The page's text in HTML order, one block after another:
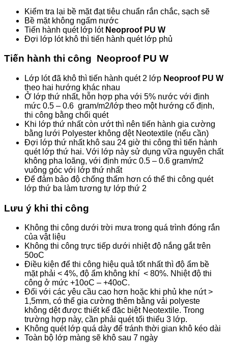
Kiểm tra lại bề mặt đạt tiêu chuẩn rắn chắc, sạch sẽ
Bề mặt không ngấm nước
Tiến hành quét lớp lót Neoproof PU W
Đợi lớp lót khô thì tiến hành quét lớp phủ
Tiến hành thi công Neoproof PU W
Lớp lót đã khô thì tiến hành quét 2 lớp Neoproof PU W
theo hai hướng khác nhau
Ở lớp thứ nhất, hỗn hợp pha với 5% nước với định
mức 0.5 – 0.6 gram/m2/lớp theo một hướng cố định,
thi công bằng chổi quét
Khi lớp thứ nhất còn ướt thì nên tiến hành gia cường
bằng lưới Polyester không dệt Neotextile (nếu cần)
Đợi lớp thứ nhất khô sau 24 giờ thi công thì tiến hành
quét lớp thứ hai. Với lớp này sử dụng vữa nguyên chất
không pha loãng, với định mức 0.5 – 0.6 gram/m2
vuông góc với lớp thứ nhất
Để đảm bảo độ chống thấm hơn có thể thi công quét
lớp thứ ba làm tương tự lớp thứ 2
Lưu ý khi thi công
Không thi công dưới trời mưa trong quá trình đóng rắn
của vật liệu
Không thi công trực tiếp dưới nhiệt độ nắng gắt trên
50oC
Điều kiện để thi công hiệu quả tốt nhất thì độ ẩm bề
mặt phải < 4%, độ ẩm không khí < 80%. Nhiệt độ thi
công ở mức +10oC – +40oC.
Đối với các yêu cầu cao hơn hoặc khi phủ khe nứt >
1,5mm, có thể gia cường thêm bằng vải polyeste
không dệt được thiết kế đặc biệt Neotextile. Trong
trường hợp này, cần phải quét tối thiểu 3 lớp.
Không quét lớp quá dày để tránh thời gian khô kéo dài
Toàn bộ lớp màng sẽ khô sau 7 ngày